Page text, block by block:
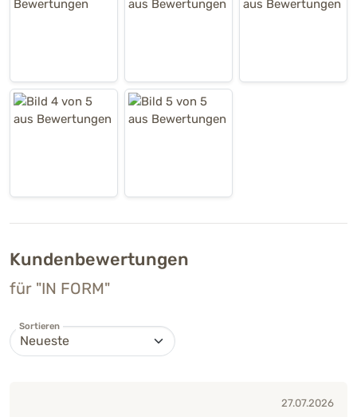
Kundenbewertungen
für "IN FORM"
Sortieren
27.07.2026